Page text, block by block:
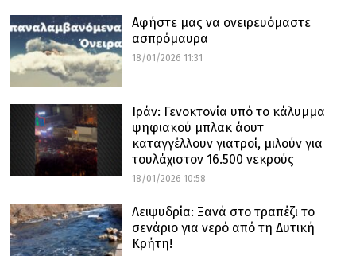
Αφήστε μας να ονειρευόμαστε
ασπρόμαυρα
18/01/2026 11:31
Ιράν: Γενοκτονία υπό το κάλυμμα
ψηφιακού μπλακ άουτ
καταγγέλλουν γιατροί, μιλούν για
τουλάχιστον 16.500 νεκρούς
18/01/2026 10:58
Λειψυδρία: Ξανά στο τραπέζι το
σενάριο για νερό από τη Δυτική
Κρήτη!